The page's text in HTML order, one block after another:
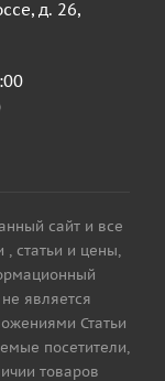
д. 26,
сайт и все
статьи и цены,
является
Статьи
посетители,
товаров